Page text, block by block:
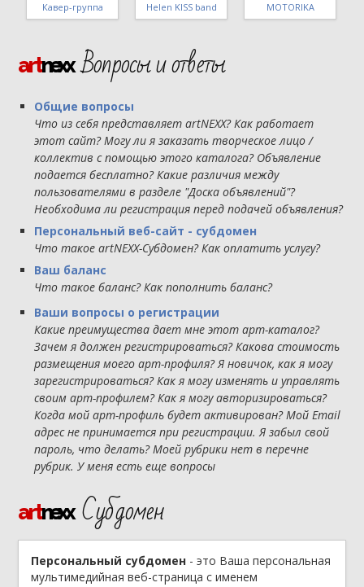
Стиляги band МШ 4 уровня ВИГ Татьяна Макарова
artnexx Вопросы и ответы
Общие вопросы
Что из себя представляет artNEXX? Как работает
этот сайт? Могу ли я заказать творческое лицо /
коллектив с помощью этого каталога? Объявление
подается бесплатно? Какие различия между
пользователями в разделе "Доска объявлений"?
Необходима ли регистрация перед подачей объявления?
Персональный веб-сайт - субдомен
Что такое artNEXX-Субдомен? Как оплатить услугу?
Ваш баланс
Что такое баланс? Как пополнить баланс?
Ваши вопросы о регистрации
Какие преимущества дает мне этот арт-каталог?
Зачем я должен регистрироваться? Какова стоимость
размещения моего арт-профиля? Я новичок, как я могу
зарегистрироваться? Как я могу изменять и управлять
своим арт-профилем? Как я могу авторизироваться?
Когда мой арт-профиль будет активирован? Мой Email
адрес не принимается при регистрации. Я забыл свой
пароль, что делать? Моей рубрики нет в перечне
рубрик. У меня есть еще вопросы
artnexx Субдомен
Персональный субдомен - это Ваша персональная
мультимедийная веб-страница с именем